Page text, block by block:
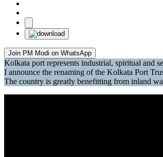
Join PM Modi on WhatsApp
Kolkata port represents industrial, spiritual and
I announce the renaming of the Kolkata Port
The country is greatly benefitting from inland